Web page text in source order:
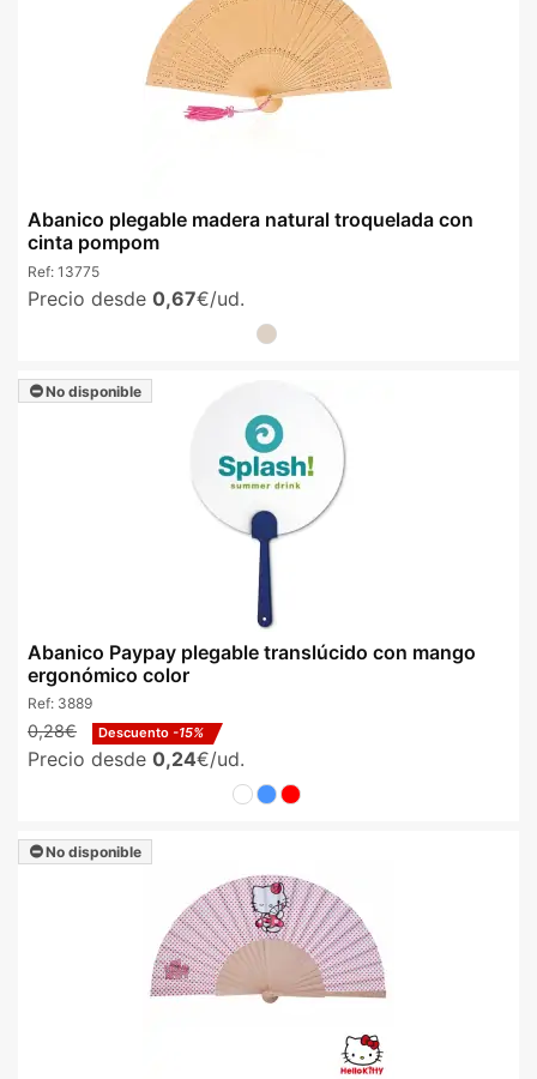
Abanico plegable madera natural troquelada con
cinta pompom
Ref: 13775
Precio desde 0,67€/ud.
No disponible
Abanico Paypay plegable translúcido con mango
ergonómico color
Ref: 3889
0,28€ Descuento -15%
Precio desde 0,24€/ud.
No disponible